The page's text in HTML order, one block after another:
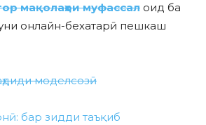
мақолаҳои муфассал оид ба
онлайн-бехатарӣ пешкаш
моделсозӣ
бар зидди таъқиб